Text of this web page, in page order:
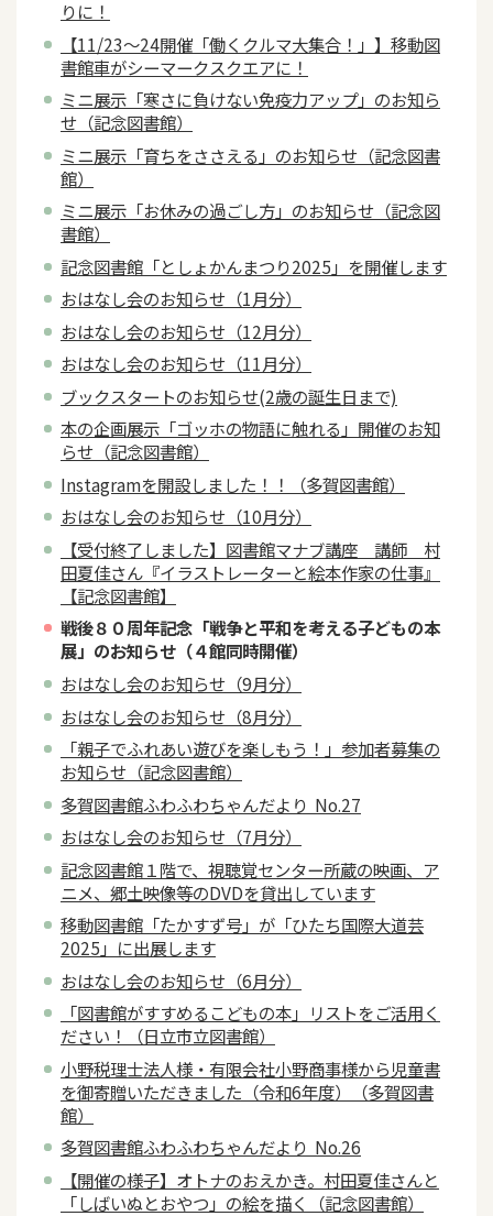
りに！
【11/23～24開催「働くクルマ大集合！」】移動図
書館車がシーマークスクエアに！
ミニ展示「寒さに負けない免疫力アップ」のお知ら
せ（記念図書館）
ミニ展示「育ちをささえる」のお知らせ（記念図書
館）
ミニ展示「お休みの過ごし方」のお知らせ（記念図
書館）
記念図書館「としょかんまつり2025」を開催します
おはなし会のお知らせ（1月分）
おはなし会のお知らせ（12月分）
おはなし会のお知らせ（11月分）
ブックスタートのお知らせ(2歳の誕生日まで)
本の企画展示「ゴッホの物語に触れる」開催のお知
らせ（記念図書館）
Instagramを開設しました！！（多賀図書館）
おはなし会のお知らせ（10月分）
【受付終了しました】図書館マナブ講座 講師 村
田夏佳さん『イラストレーターと絵本作家の仕事』
【記念図書館】
戦後８０周年記念「戦争と平和を考える子どもの本
展」のお知らせ（４館同時開催）
おはなし会のお知らせ（9月分）
おはなし会のお知らせ（8月分）
「親子でふれあい遊びを楽しもう！」参加者募集の
お知らせ（記念図書館）
多賀図書館ふわふわちゃんだより No.27
おはなし会のお知らせ（7月分）
記念図書館１階で、視聴覚センター所蔵の映画、ア
ニメ、郷土映像等のDVDを貸出しています
移動図書館「たかすず号」が「ひたち国際大道芸
2025」に出展します
おはなし会のお知らせ（6月分）
「図書館がすすめるこどもの本」リストをご活用く
ださい！（日立市立図書館）
小野税理士法人様・有限会社小野商事様から児童書
を御寄贈いただきました（令和6年度）（多賀図書
館）
多賀図書館ふわふわちゃんだより No.26
【開催の様子】オトナのおえかき。村田夏佳さんと
「しばいぬとおやつ」の絵を描く（記念図書館）